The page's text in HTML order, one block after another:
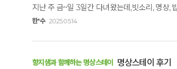
성공과 성장을 부르는 내면혁명 워크숍
2026.08.29(토) ~
고도
예약가능 예약
지난 주 금~일 3일간 다녀왔는데,빗소리, 명상
한*수 2025.05.14
향지샘과 함께하는 명상스테이 명상스테이 후기